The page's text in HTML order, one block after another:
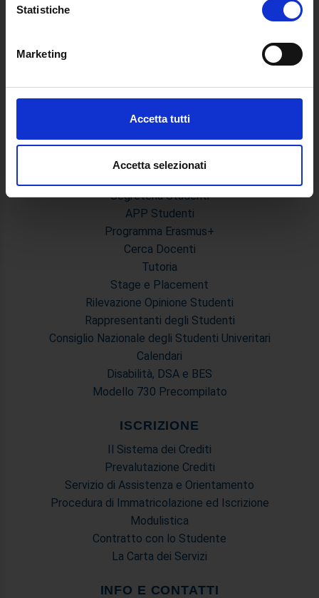
raccogliere informazioni sulla tua posizione
geografica, con un'approssimazione di qualche
Identificare il tuo dispositivo, scansionandolo
Approfondisci come vengono elaborati i tuoi dati personali
modificare o ritirare il tuo consenso in qualsiasi momento
dalla Dichiarazione sui cookie.
Utilizziamo i cookie per personalizzare contenuti ed
annunci, per fornire funzionalità dei social media e per
analizzare il nostro traffico. Condividiamo inoltre
informazioni sul modo in cui utilizza il nostro sito con i
nostri partner che si occupano di analisi dei dati web,
pubblicità e social media, i quali potrebbero combinarle
con altre informazioni che ha fornito loro o che hanno
raccolto dal suo utilizzo dei loro servizi.
Statistiche
Marketing
Accetta tutti
Accetta selezionati
Master Primo e Secondo Livello
Prova Finale e Tesi
Calendari Sedute di Laurea e Sessione d'esami
Modulistica Master
STUDENTI
Segreteria Studenti
APP Studenti
Programma Erasmus+
Cerca Docenti
Tutoria
Stage e Placement
Rilevazione Opinione Studenti
Rappresentanti degli Studenti
Consiglio Nazionale degli Studenti Univeritari
Calendari
Disabilità, DSA e BES
Modello 730 Precompilato
ISCRIZIONE
Il Sistema dei Crediti
Prevalutazione Crediti
Servizio di Assistenza e Orientamento
Procedura di Immatricolazione ed Iscrizione
Modulistica
Contratto con lo Studente
La Carta dei Servizi
INFO E CONTATTI